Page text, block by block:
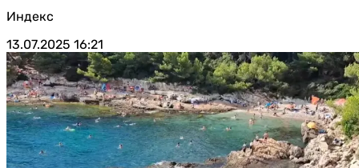
Индекс
13.07.2025 16:21